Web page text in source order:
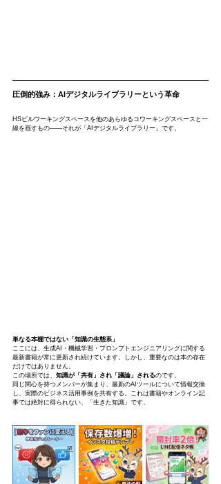
圧倒的強み：AIデジタルライブラリーという革命
HSビルワーキングスペースを他のあらゆるコワーキングスペースと一
線を画すもの——それが「AIデジタルライブラリー」です。
単なる本棚ではない「知識の生態系」
ここには、生成AI・機械学習・プロンプトエンジニアリングに関する
最新書籍が常に更新され続けています。しかし、重要なのは本の存在
だけではありません。
この場所では、 知識が「共有」され「議論」されるのです。
同じ関心を持つメンバーが集まり、最新のAIツールについて情報交換
し、実際のビジネス活用事例を共有する。これは書籍やオンライン記
事では絶対に得られない、「生きた知識」です。